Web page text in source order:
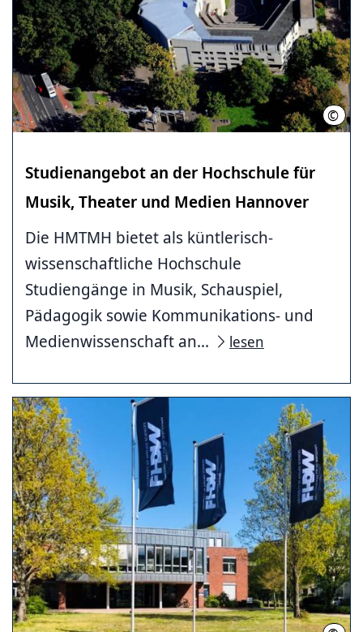
©
Studienangebot an der Hochschule für
Musik, Theater und Medien Hannover
Die HMTMH bietet als küntlerisch-
wissenschaftliche Hochschule
Studiengänge in Musik, Schauspiel,
Pädagogik sowie Kommunikations- und
Medienwissenschaft an...
lesen